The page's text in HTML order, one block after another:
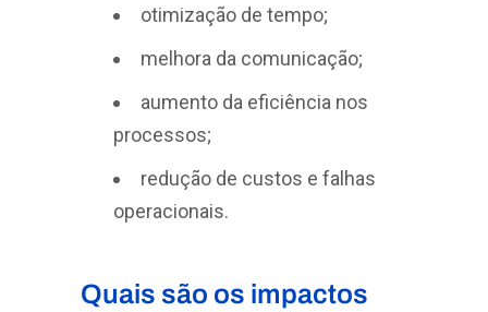
otimização de tempo;
melhora da comunicação;
aumento da eficiência nos
processos;
redução de custos e falhas
operacionais.
Quais são os impactos